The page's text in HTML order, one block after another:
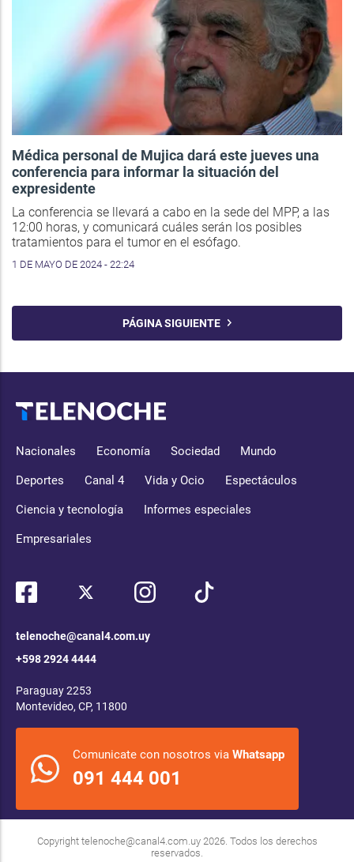
Médica personal de Mujica dará este jueves una
conferencia para informar la situación del
expresidente
La conferencia se llevará a cabo en la sede del MPP, a las
12:00 horas, y comunicará cuáles serán los posibles
tratamientos para el tumor en el esófago.
1 DE MAYO DE 2024 - 22:24
PÁGINA SIGUIENTE
Nacionales Economía Sociedad Mundo
Deportes Canal 4 Vida y Ocio Espectáculos
Ciencia y tecnología Informes especiales
Empresariales
telenoche@canal4.com.uy
+598 2924 4444
Paraguay 2253
Montevideo, CP, 11800
Comunicate con nosotros via Whatsapp
091 444 001
Copyright telenoche@canal4.com.uy2026. Todos los derechos
reservados.